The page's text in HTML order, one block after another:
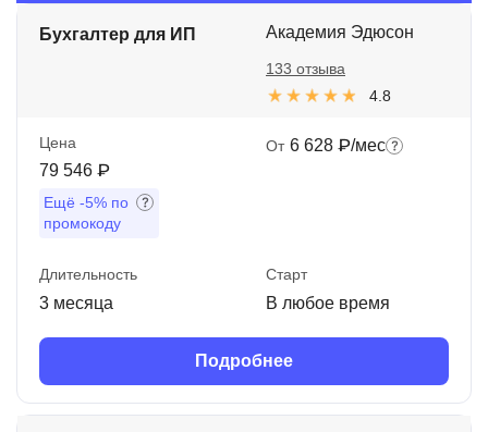
Бухгалтер для ИП Академия Эдюсон
4.8
133 отзыва
Цена
79 546 ₽
Ещё -5% по
промокоду
От 6 628 ₽/мес
Длительность
3 месяца
Старт
В любое время
Подробнее
Soft Skills
Акции и промокоды
Рейтинг онлайн-школ